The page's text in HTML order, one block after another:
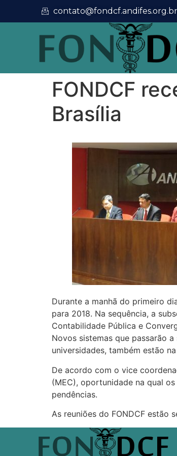
contato@fondcf.andifes.org.br
FONDCF
Brasília
Durante a manhã do primeiro
para 2018. Na sequência, a
Contabilidade Pública e
Novos sistemas que passarão
universidades, também estão
De acordo com o vice
(MEC), oportunidade na qual
pendências.
As reuniões do FONDCF estão